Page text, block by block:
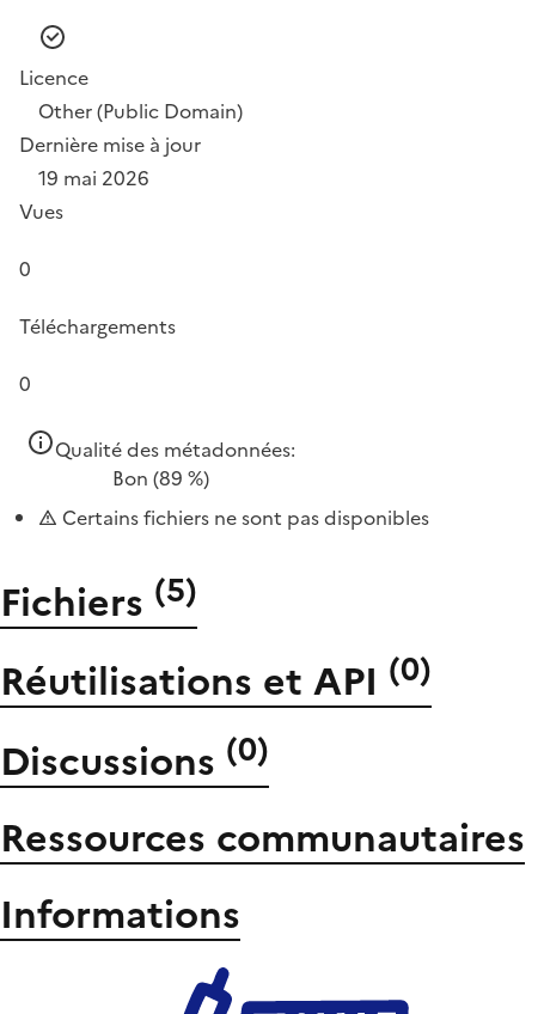
Licence
Other (Public Domain)
Dernière mise à jour
19 mai 2026
Vues
0
Téléchargements
0
Qualité des métadonnées:
Bon (89 %)
Certains fichiers ne sont pas disponibles
Fichiers (5)
Réutilisations et API (0)
Discussions (0)
Ressources communautaires
Informations